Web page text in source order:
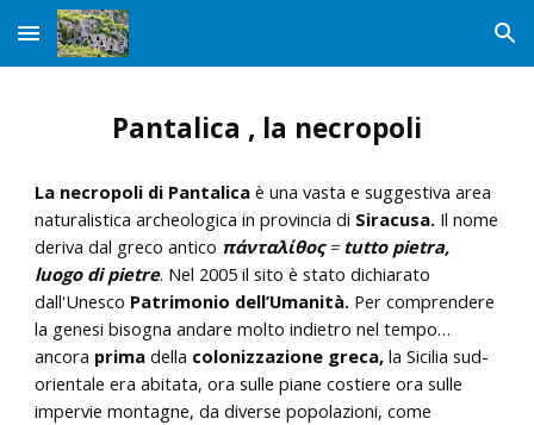
Skip to main content Skip to navigation
Pantalica , la necropoli
La necropoli di Pantalicaè una vasta e suggestiva area
naturalistica archeologica in provincia di Siracusa. Il nome
deriva dal greco antico πάνταλίθος=tutto pietra,
luogo di pietre. Nel 2005 il sito è stato dichiarato
dall'Unesco Patrimonio dell’Umanità. Per comprendere
la genesi bisogna andare molto indietro nel tempo…
ancora primadella colonizzazione greca,la Sicilia sud-
orientale era abitata, ora sulle piane costiere ora sulle
impervie montagne, da diverse popolazioni, come